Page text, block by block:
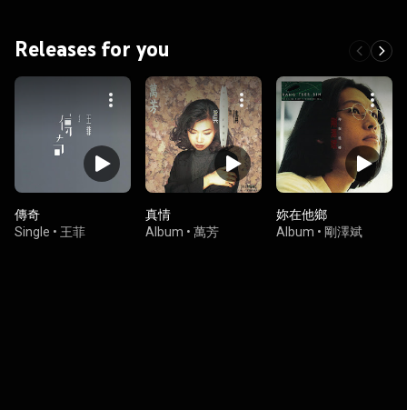
Releases for you
傳奇
Single • 王菲
真情
Album • 萬芳
妳在他鄉
Album • 剛澤斌